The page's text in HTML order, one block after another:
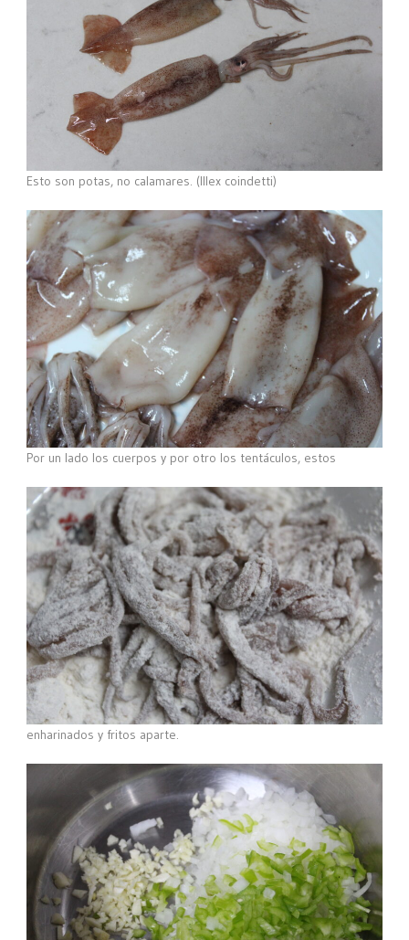
Esto son potas, no calamares. (Illex coindetti)
Por un lado los cuerpos y por otro los tentáculos, estos
enharinados y fritos aparte.